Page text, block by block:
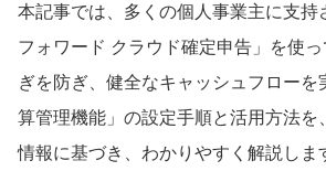
本記事では、多くの個人事業主に支持
フォワード クラウド確定申告」を使
ぎを防ぎ、健全なキャッシュフローを
算管理機能」の設定手順と活用方法を
情報に基づき、わかりやすく解説しま